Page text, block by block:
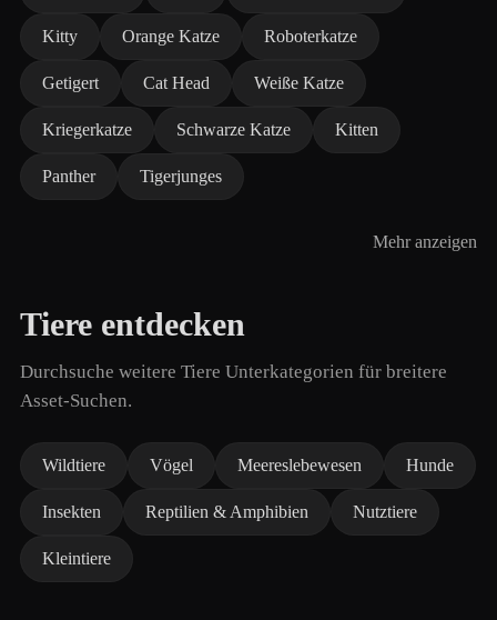
Kitty Orange Katze Roboterkatze
Getigert Cat Head Weiße Katze
Kriegerkatze Schwarze Katze Kitten
Panther Tigerjunges
Mehr anzeigen
Tiere entdecken
Durchsuche weitere Tiere Unterkategorien für breitere
Asset-Suchen.
Wildtiere Vögel Meereslebewesen Hunde
Insekten Reptilien & Amphibien Nutztiere
Kleintiere